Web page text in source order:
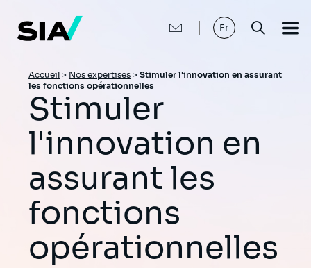
contenu
principal
Fr
Fil
d'Ariane
Accueil > Nos expertises > Stimuler l'innovation en assurant
les fonctions opérationnelles
Stimuler
l'innovation en
assurant les
fonctions
opérationnelles